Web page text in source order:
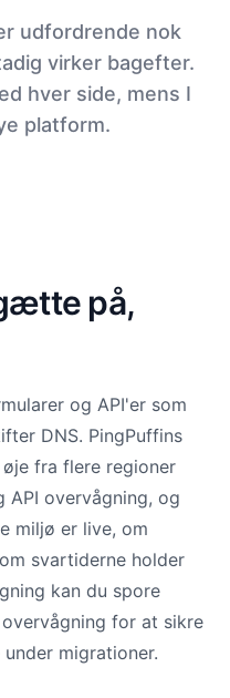
udfordrende nok
virker bagefter.
hver side, mens I
platform.
på,
og API'er som
DNS. PingPuffins
fra flere regioner
API overvågning, og
miljø er live, om
svartiderne holder
kan du spore
for at sikre
migrationer.